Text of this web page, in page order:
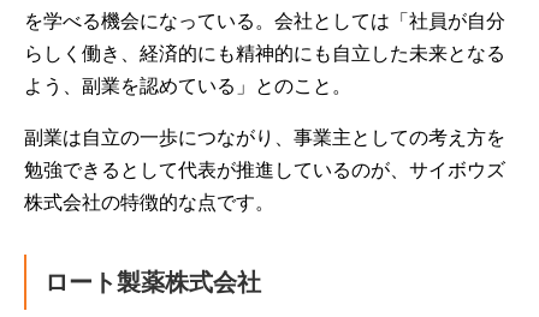
を学べる機会になっている。会社としては「社員が自分
らしく働き、経済的にも精神的にも自立した未来となる
よう、副業を認めている」とのこと。
副業は自立の一歩につながり、事業主としての考え方を
勉強できるとして代表が推進しているのが、サイボウズ
株式会社の特徴的な点です。
ロート製薬株式会社